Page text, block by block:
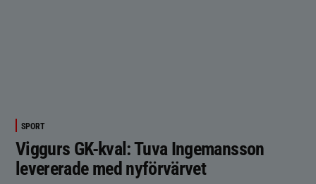
SPORT
Viggurs GK-kval: Tuva Ingemansson
levererade med nyförvärvet